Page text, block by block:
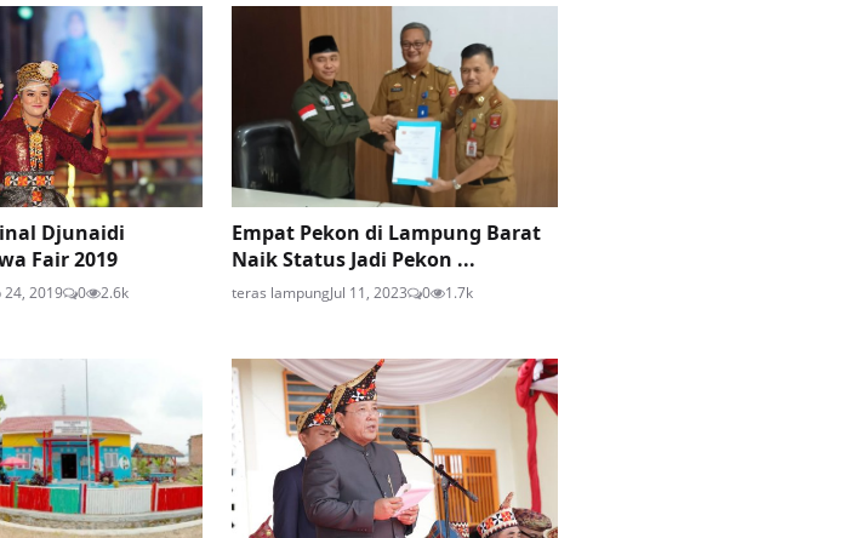
Djunaidi
Fair 2019
24, 2019 0 2.6k
Empat Pekon di Lampung Barat
Naik Status Jadi Pekon ...
teras lampungJul 11, 2023 0 1.7k